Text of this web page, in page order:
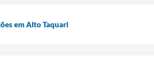
em Alto Taquari